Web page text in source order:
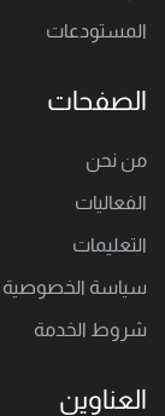
المستودعات
الصفحات
من نحن
الفعاليات
التعليمات
سياسة الخصوصية
شروط الخدمة
العناوين